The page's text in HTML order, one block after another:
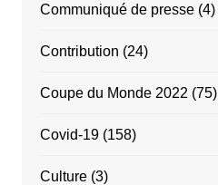
Communiqué de presse(4)
Contribution (24)
Coupe du Monde 2022 (75)
Covid-19(158)
Culture(3)